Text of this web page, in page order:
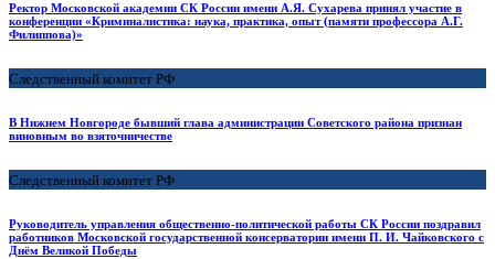
Ректор Московской академии СК России имени А.Я. Сухарева принял участие в
конференции «Криминалистика: наука, практика, опыт (памяти профессора А.Г.
Филиппова)»
Следственный комитет РФ
В Нижнем Новгороде бывший глава администрации Советского района признан
виновным во взяточничестве
Следственный комитет РФ
Руководитель управления общественно-политической работы СК России поздравил
работников Московской государственной консерватории имени П. И. Чайковского с
Днём Великой Победы